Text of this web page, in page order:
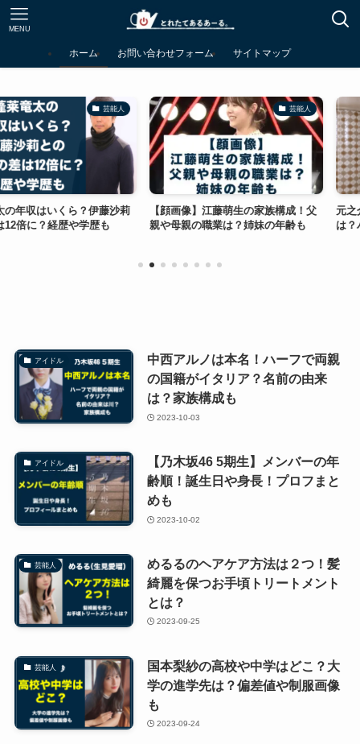
MENU
ホーム お問い合わせフォーム サイトマップ
芸能人
ら？伊藤沙莉
や学歴も
芸能人
【顔画像】江藤萌生の家族構成！父
親や母親の職業は？姉妹の年齢も
元之介のwikiプ
は？ハーフ？大
アイドル
中西アルノは本名！ハーフで両親
の国籍がイタリア？名前の由来
は？家族構成も
2023-10-03
アイドル
【乃木坂46 5期生】メンバーの年
齢順！誕生日や身長！プロフまと
めも
2023-10-02
芸能人
めるるのヘアケア方法は２つ！髪
綺麗を保つお手頃トリートメント
とは？
2023-09-25
芸能人
国本梨紗の高校や中学はどこ？大
学の進学先は？偏差値や制服画像
も
2023-09-24